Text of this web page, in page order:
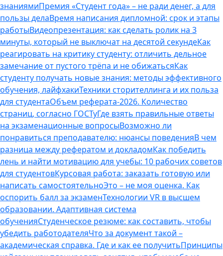
знаниямиПремия «Студент года» – не ради денег, а для
пользы делаВремя написания дипломной: срок и этапы
работыВидеопрезентация: как сделать ролик на 3
минуты, который не выключат на десятой секундеКак
реагировать на критику студенту: отличить дельное
замечание от пустого трёпа и не обижатьсяКак
студенту получать новые знания: методы эффективного
обучения, лайфхакиТехники сторителлинга и их польза
для студентаОбъем реферата-2026. Количество
страниц, согласно ГОСТуГде взять правильные ответы
на экзаменационные вопросыВозможно ли
понравиться преподавателю: нюансы поведенияВ чем
разница между рефератом и докладомКак победить
лень и найти мотивацию для учебы: 10 рабочих советов
для студентовКурсовая работа: заказать готовую или
написать самостоятельноЭто – не моя оценка. Как
оспорить балл за экзаменТехнологии VR в высшем
образовании. Адаптивная система
обученияСтуденческое резюме: как составить, чтобы
убедить работодателяЧто за документ такой –
академическая справка. Где и как ее получитьПринципы